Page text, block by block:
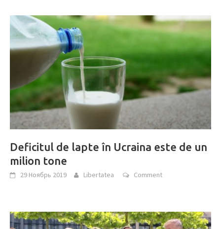
Deficitul de lapte în Ucraina este de un
milion tone
29 Ноябрь 2019 Libertatea Comment